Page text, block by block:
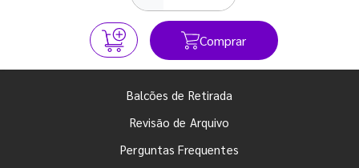
Comprar
Balcões de Retirada
Revisão de Arquivo
Perguntas Frequentes